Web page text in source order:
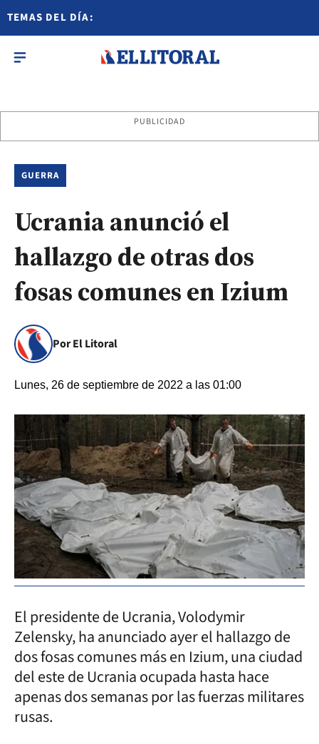
TEMAS DEL DÍA:
PUBLICIDAD
GUERRA
Ucrania anunció el
hallazgo de otras dos
fosas comunes en Izium
Por El Litoral
Lunes, 26 de septiembre de 2022 a las 01:00
El presidente de Ucrania, Volodymir
Zelensky, ha anunciado ayer el hallazgo de
dos fosas comunes más en Izium, una ciudad
del este de Ucrania ocupada hasta hace
apenas dos semanas por las fuerzas militares
rusas.